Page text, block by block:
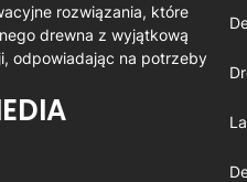
rozwiązania, które
drewna z wyjątkową
odpowiadając na potrzeby